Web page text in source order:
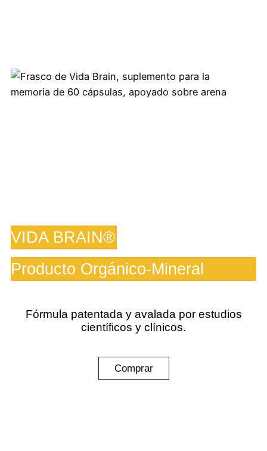
VIDA BRAIN®
Producto Orgánico-Mineral
Fórmula patentada y avalada por estudios
científicos y clínicos.
Comprar